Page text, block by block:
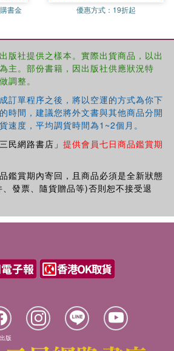
書金 優惠方式： 19折起
版社提供之樣本。實際出貨商品，以出
主。部份書籍，因出版社供應狀況特
調整。
訂單程序之後，將以空運的方式為你下
時間，建議您將外文書與其他商品分開
速度，平均調貨時間為1~2個月。
民網路書店」 提供會員七日商品鑑賞期
鑑賞期內寄回，且商品必須是全新狀態
發票、隨貨贈品等)否則恕不接受退
版